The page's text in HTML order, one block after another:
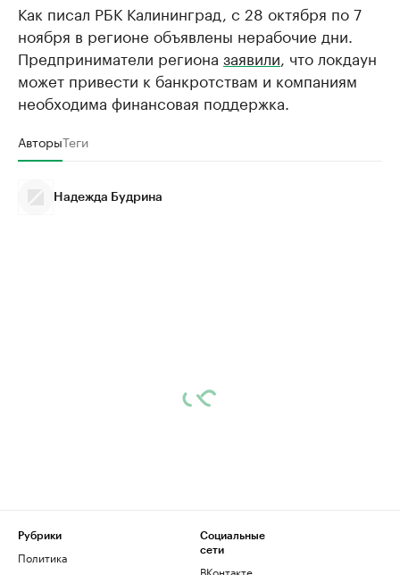
Как писал РБК Калининград, с 28 октября по 7
ноября в регионе объявлены нерабочие дни.
Предприниматели региона заявили , что локдаун
может привести к банкротствам и компаниям
необходима финансовая поддержка.
АвторыТеги
Надежда Будрина
Рубрики
Политика
Социальные
сети
ВКонтакте